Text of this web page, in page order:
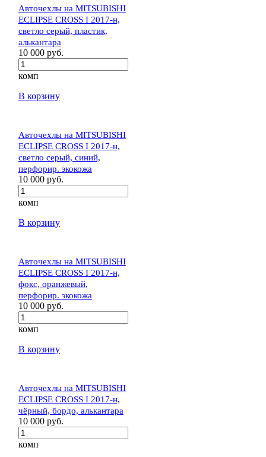
Авточехлы на MITSUBISHI
ECLIPSE CROSS I 2017-н,
светло серый, пластик,
алькантара
10 000 руб.
комп
В корзину
Авточехлы на MITSUBISHI
ECLIPSE CROSS I 2017-н,
светло серый, синий,
перфорир. экокожа
10 000 руб.
комп
В корзину
Авточехлы на MITSUBISHI
ECLIPSE CROSS I 2017-н,
фокс, оранжевый,
перфорир. экокожа
10 000 руб.
комп
В корзину
Авточехлы на MITSUBISHI
ECLIPSE CROSS I 2017-н,
чёрный, бордо, алькантара
10 000 руб.
комп